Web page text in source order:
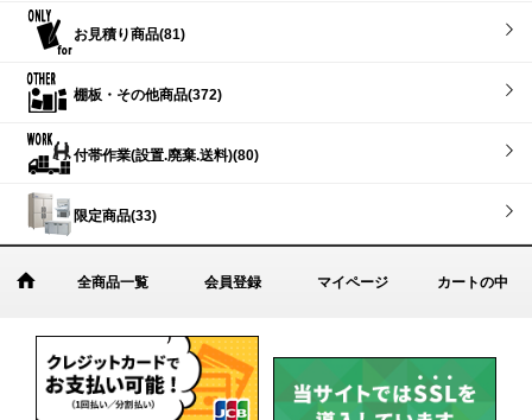
お見積り商品(81)
棚板・その他商品(372)
付帯作業(設置.廃棄.送料)(80)
限定商品(33)
全商品一覧 会員登録 マイページ カートの中